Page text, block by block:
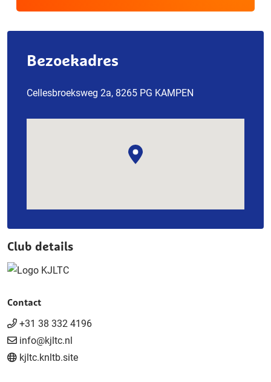
Bezoekadres
Cellesbroeksweg 2a, 8265 PG KAMPEN
Club details
Contact
+31 38 332 4196
info@kjltc.nl
kjltc.knltb.site